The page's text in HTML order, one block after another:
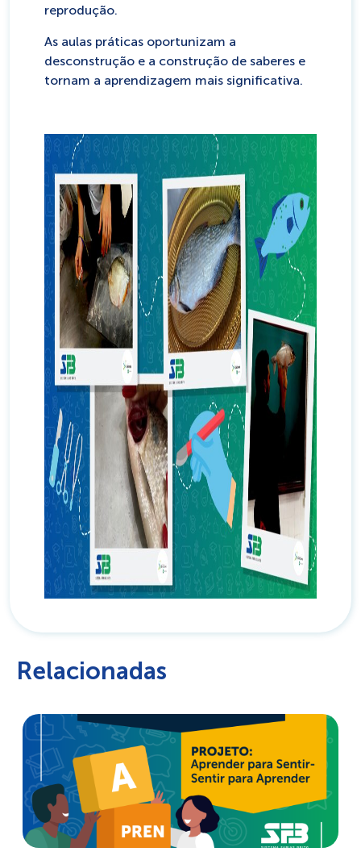
reprodução.
As aulas práticas oportunizam a
desconstrução e a construção de saberes e
tornam a aprendizagem mais significativa.
Relacionadas